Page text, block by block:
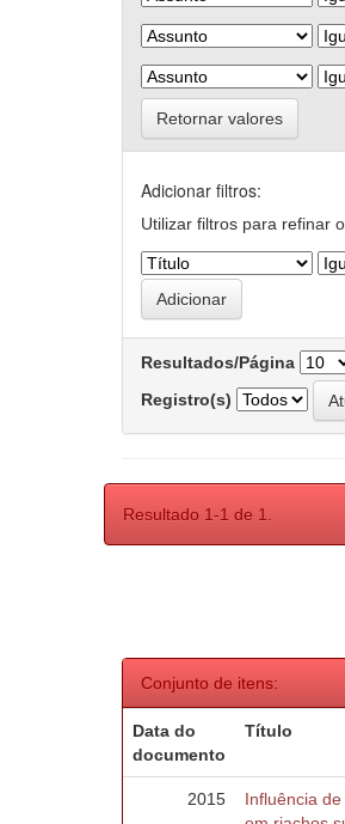
Retornar valores
Adicionar filtros:
Utilizar filtros para refinar
Resultados/Página
Registro(s)
Resultado 1-1 de 1.
Conjunto de itens:
Data do
documento
Título
2015
Influência